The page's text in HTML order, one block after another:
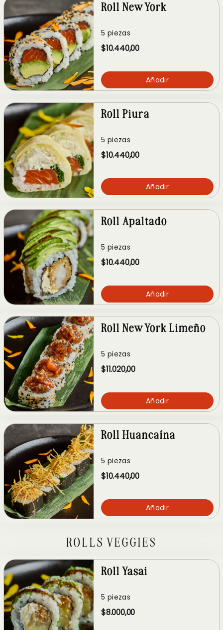
Roll New York
5 piezas
$10.440,00
Añadir
Roll Piura
5 piezas
$10.440,00
Añadir
Roll Apaltado
5 piezas
$10.440,00
Añadir
Roll New York Limeño
5 piezas
$11.020,00
Añadir
Roll Huancaína
5 piezas
$10.440,00
Añadir
ROLLS VEGGIES
Roll Yasai
5 piezas
$8.000,00